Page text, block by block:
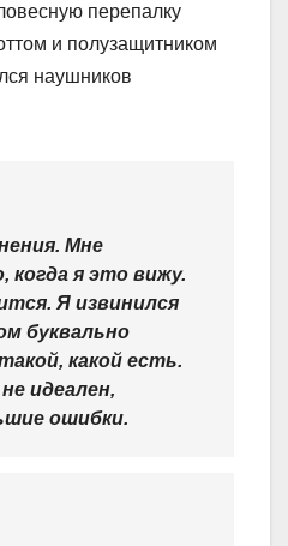
перепалку
и полузащитником
наушников
Мне
когда я это вижу.
Я извинился
буквально
какой есть.
идеален,
ошибки.